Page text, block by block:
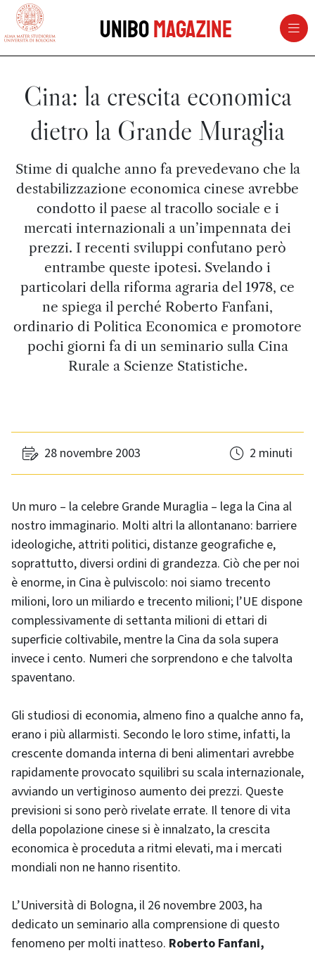
vai al contenuto della pagina
UniboMagazine
Cina: la crescita economica
dietro la Grande Muraglia
Stime di qualche anno fa prevedevano che la
destabilizzazione economica cinese avrebbe
condotto il paese al tracollo sociale e i
mercati internazionali a un’impennata dei
prezzi. I recenti sviluppi confutano però
entrambe queste ipotesi. Svelando i
particolari della riforma agraria del 1978, ce
ne spiega il perché Roberto Fanfani,
ordinario di Politica Economica e promotore
pochi giorni fa di un seminario sulla Cina
Rurale a Scienze Statistiche.
28 novembre 2003 2 minuti
Un muro – la celebre Grande Muraglia – lega la Cina al
nostro immaginario. Molti altri la allontanano: barriere
ideologiche, attriti politici, distanze geografiche e,
soprattutto, diversi ordini di grandezza. Ciò che per noi
è enorme, in Cina è pulviscolo: noi siamo trecento
milioni, loro un miliardo e trecento milioni; l’UE dispone
complessivamente di settanta milioni di ettari di
superficie coltivabile, mentre la Cina da sola supera
invece i cento. Numeri che sorprendono e che talvolta
spaventano.
Gli studiosi di economia, almeno fino a qualche anno fa,
erano i più allarmisti. Secondo le loro stime, infatti, la
crescente domanda interna di beni alimentari avrebbe
rapidamente provocato squilibri su scala internazionale,
avviando un vertiginoso aumento dei prezzi. Queste
previsioni si sono però rivelate errate. Il tenore di vita
della popolazione cinese si è innalzato, la crescita
economica è proceduta a ritmi elevati, ma i mercati
mondiali non ne hanno risentito.
L’Università di Bologna, il 26 novembre 2003, ha
dedicato un seminario alla comprensione di questo
fenomeno per molti inatteso. Roberto Fanfani,